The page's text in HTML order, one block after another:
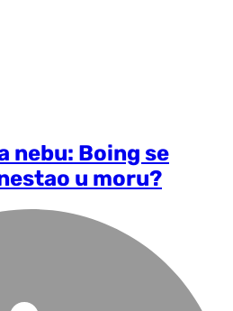
nebu: Boing se
u moru?